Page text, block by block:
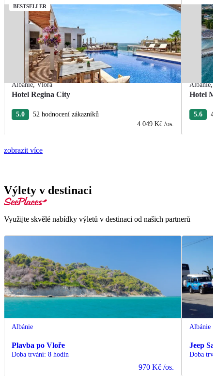
BESTSELLER
Albánie,Vlora
Hotel Regina City
5.0
52 hodnocení zákazníků
4 049 Kč /os.
Albánie,
Hotel
5.6
zobrazit více
Výlety v destinaci
Využijte skvělé nabídky výletů v destinaci od našich partnerů
Albánie
Plavba po Vloře
Doba trvání: 8 hodin
970 Kč /os.
Albánie
Jeep
Doba